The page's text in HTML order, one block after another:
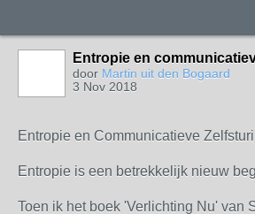
Entropie en
door Martin uit den Bogaard
3 Nov 2018
Entropie en Communicatieve
Entropie is een betrekkelijk nieuw
Toen ik het boek 'Verlichting Nu' van